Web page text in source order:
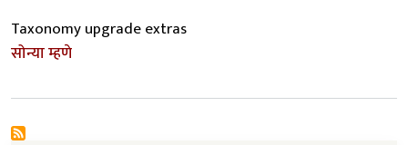
Taxonomy upgrade extras
सोन्या म्हणे